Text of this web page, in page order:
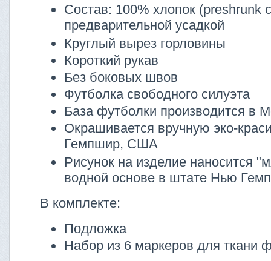
Состав: 100% хлопок (preshrunk
предварительной усадкой
Круглый вырез горловины
Короткий рукав
Без боковых швов
Футболка свободного силуэта
База футболки производится в
Окрашивается вручную эко-
Гемпшир, США
Рисунок на изделие наносится
водной основе в штате Нью
В комплекте:
Подложка
Набор из 6 маркеров для ткани